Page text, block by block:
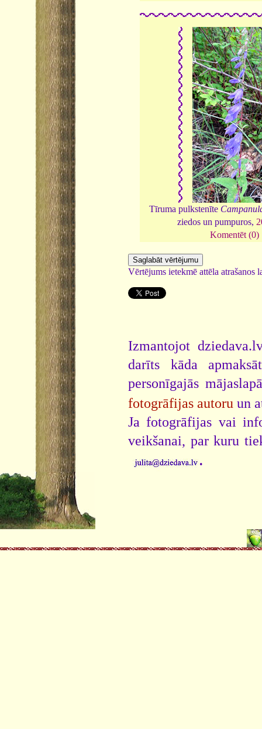
Tīruma pulkstenīte
ziedos un pumpuros,
Komentēt (0)
Vērtējums ietekmē attēla atrašanos
Izmantojot
darīts kāda
personīgajās
fotogrāfijas autoru un
Ja fotogrāfijas vai
veikšanai, par kuru
.